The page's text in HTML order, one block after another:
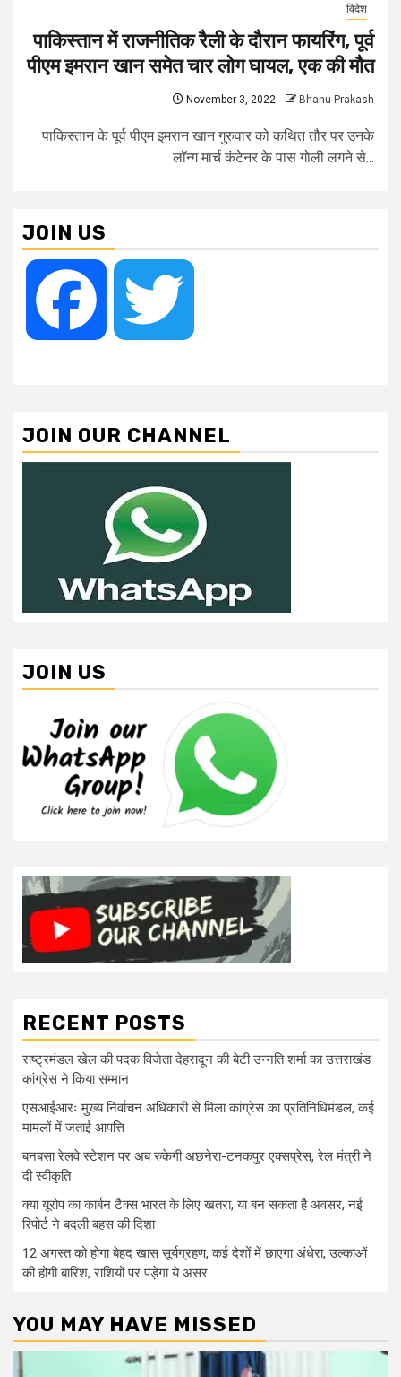
विदेश
पाकिस्तान में राजनीतिक रैली के दौरान फायरिंग, पूर्व
पीएम इमरान खान समेत चार लोग घायल, एक की मौत
November 3, 2022 Bhanu Prakash
पाकिस्तान के पूर्व पीएम इमरान खान गुरुवार को कथित तौर पर उनके
लॉन्ग मार्च कंटेनर के पास गोली लगने से...
JOIN US
Facebook
JOIN OUR CHANNEL
JOIN US
RECENT POSTS
राष्ट्रमंडल खेल की पदक विजेता देहरादून की बेटी उन्नति शर्मा का उत्तराखंड
कांग्रेस ने किया सम्मान
एसआईआरः मुख्य निर्वाचन अधिकारी से मिला कांग्रेस का प्रतिनिधिमंडल, कई
मामलों में जताई आपत्ति
बनबसा रेलवे स्टेशन पर अब रुकेगी अछनेरा-टनकपुर एक्सप्रेस, रेल मंत्री ने
दी स्वीकृति
क्या यूरोप का कार्बन टैक्स भारत के लिए खतरा, या बन सकता है अवसर, नई
रिपोर्ट ने बदली बहस की दिशा
12 अगस्त को होगा बेहद खास सूर्यग्रहण, कई देशों में छाएगा अंधेरा, उल्काओं
की होगी बारिश, राशियों पर पड़ेगा ये असर
YOU MAY HAVE MISSED